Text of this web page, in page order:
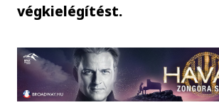
végkielégítést.